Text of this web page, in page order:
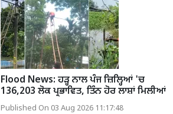
Flood News: ਹੜ੍ਹ ਨਾਲ ਪੰਜ ਜ਼ਿਲ੍ਹਿਆਂ 'ਚ
136,203 ਲੋਕ ਪ੍ਰਭਾਵਿਤ, ਤਿੰਨ ਹੋਰ ਲਾਸ਼ਾਂ ਮਿਲੀਆਂ
Published On 03 Aug 2026 11:17:48